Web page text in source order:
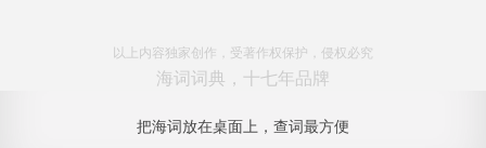
以上内容独家创作，受著作权保护，侵权必究
海词词典，十七年品牌
把海词放在桌面上，查词最方便